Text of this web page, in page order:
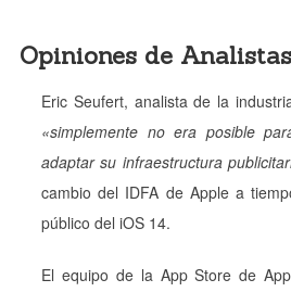
Opiniones de
Eric Seufert, analista de la
«simplemente no era posible
adaptar su infraestructura
cambio del IDFA de Apple a
público del iOS 14.
El equipo de la App Store de